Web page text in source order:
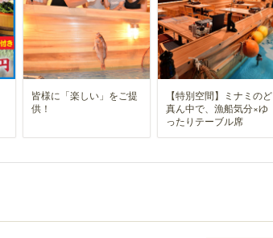
皆様に「楽しい」をご提
供！
【特別空間】ミナミのど
真ん中で、漁船気分×ゆ
ったりテーブル席